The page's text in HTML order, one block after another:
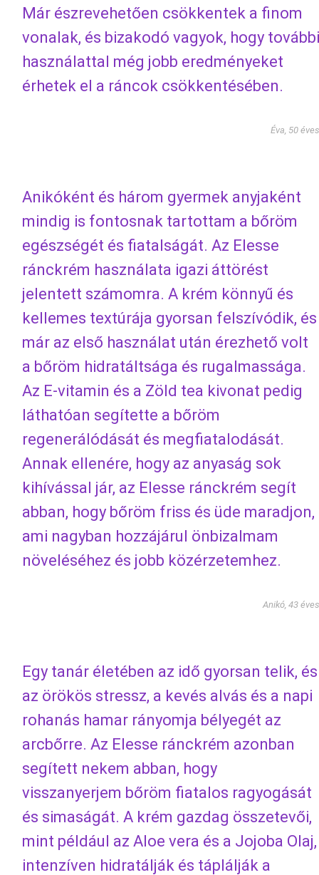
Már észrevehetően csökkentek a finom
vonalak, és bizakodó vagyok, hogy további
használattal még jobb eredményeket
érhetek el a ráncok csökkentésében.
Éva, 50 éves
Anikóként és három gyermek anyjaként
mindig is fontosnak tartottam a bőröm
egészségét és fiatalságát. Az Elesse
ránckrém használata igazi áttörést
jelentett számomra. A krém könnyű és
kellemes textúrája gyorsan felszívódik, és
már az első használat után érezhető volt
a bőröm hidratáltsága és rugalmassága.
Az E-vitamin és a Zöld tea kivonat pedig
láthatóan segítette a bőröm
regenerálódását és megfiatalodását.
Annak ellenére, hogy az anyaság sok
kihívással jár, az Elesse ránckrém segít
abban, hogy bőröm friss és üde maradjon,
ami nagyban hozzájárul önbizalmam
növeléséhez és jobb közérzetemhez.
Anikó, 43 éves
Egy tanár életében az idő gyorsan telik, és
az örökös stressz, a kevés alvás és a napi
rohanás hamar rányomja bélyegét az
arcbőrre. Az Elesse ránckrém azonban
segített nekem abban, hogy
visszanyerjem bőröm fiatalos ragyogását
és simaságát. A krém gazdag összetevői,
mint például az Aloe vera és a Jojoba Olaj,
intenzíven hidratálják és táplálják a